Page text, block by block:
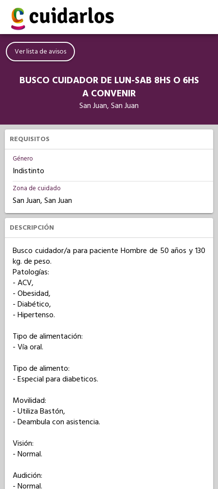
Ver lista de avisos
BUSCO CUIDADOR DE LUN-SAB 8HS O 6HS
A CONVENIR
San Juan, San Juan
REQUISITOS
Género
Indistinto
Zona de cuidado
San Juan, San Juan
DESCRIPCIÓN
Busco cuidador/a para paciente Hombre de 50 años y 130
kg. de peso.
Patologías:
- ACV,
- Obesidad,
- Diabético,
- Hipertenso.
Tipo de alimentación:
- Vía oral.
Tipo de alimento:
- Especial para diabeticos.
Movilidad:
- Utiliza Bastón,
- Deambula con asistencia.
Visión:
- Normal.
Audición:
- Normal.